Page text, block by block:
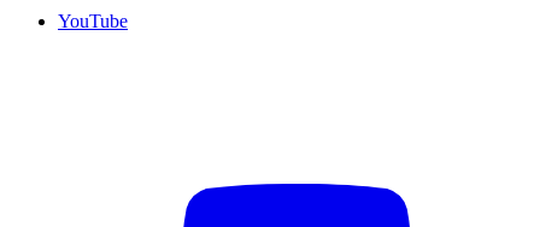
YouTube